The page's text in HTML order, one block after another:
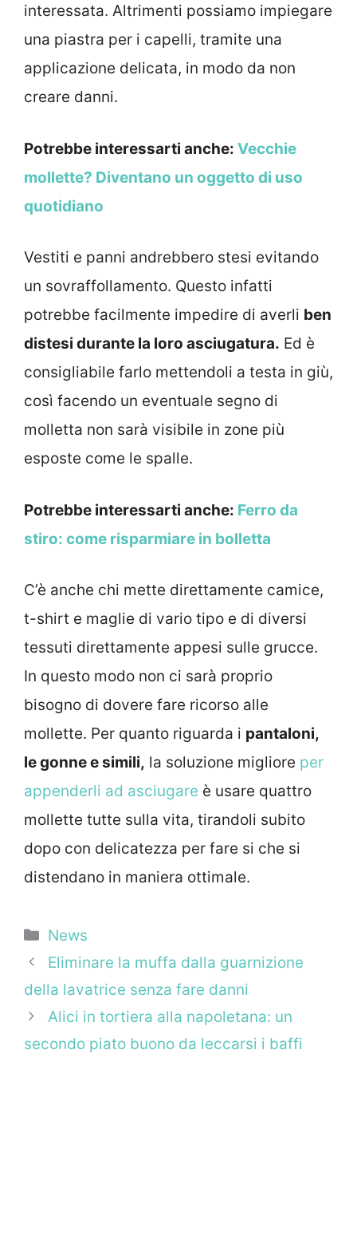
interessata. Altrimenti possiamo impiegare
una piastra per i capelli, tramite una
applicazione delicata, in modo da non
creare danni.
Potrebbe interessarti anche: Vecchie
mollette? Diventano un oggetto di uso
quotidiano
Vestiti e panni andrebbero stesi evitando
un sovraffollamento. Questo infatti
potrebbe facilmente impedire di averli ben
distesi durante la loro asciugatura. Ed è
consigliabile farlo mettendoli a testa in giù,
così facendo un eventuale segno di
molletta non sarà visibile in zone più
esposte come le spalle.
Potrebbe interessarti anche: Ferro da
stiro: come risparmiare in bolletta
C’è anche chi mette direttamente camice,
t-shirt e maglie di vario tipo e di diversi
tessuti direttamente appesi sulle grucce.
In questo modo non ci sarà proprio
bisogno di dovere fare ricorso alle
mollette. Per quanto riguarda i pantaloni,
le gonne e simili, la soluzione migliore per
appenderli ad asciugare è usare quattro
mollette tutte sulla vita, tirandoli subito
dopo con delicatezza per fare si che si
distendano in maniera ottimale.
Categorie
News
Eliminare la muffa dalla guarnizione
della lavatrice senza fare danni
Alici in tortiera alla napoletana: un
secondo piato buono da leccarsi i baffi